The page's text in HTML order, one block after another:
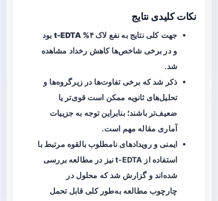
نکات کلیدی نتایج
جهت کلی نتایج به نفع لاک ۴% t-EDTA
بود
و در برخی شاخص‌ها کاهش رخداد مشاهده
شد.
ذکر شد که برخی تفاوت‌ها در زیرگروه‌ها و
تحلیل‌های ثانویه ممکن است قوی‌تر یا
ضعیف‌تر باشند؛ بنابراین توجه به جزییات
آماری مقاله مهم است.
ایمنی و رویدادهای نامطلوب بالقوه مرتبط با
استفاده از t-EDTA نیز در مطالعه بررسی
شده‌اند و گزارش شد که محلول در
چارچوب مطالعه به‌طور کلی قابل تحمل